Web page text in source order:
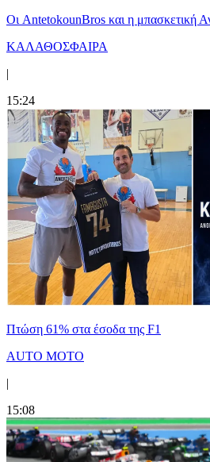
Oι AntetokounBros και η μπασκετική
ΚΑΛΑΘΟΣΦΑΙΡΑ
|
15:24
Πτώση 61% στα έσοδα της F1
AUTO MOTO
|
15:08